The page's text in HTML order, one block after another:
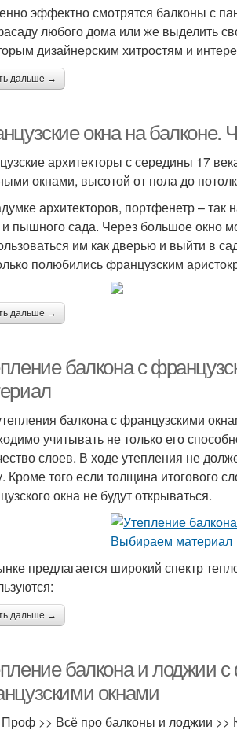
эффектно смотрятся балконы с
любого дома или же выделить
дизайнерским хитростям и
дальше →
окна на балконе.
архитекторы с середины 17
окнами, высотой от пола до
архитекторов, портфенетр –
пышного сада. Через большое окно
им как дверью и выйти в
полюбились французским
дальше →
балкона с
балкона с французскими
учитывать не только его
слоев. В ходе утепления не
Кроме того если толщина итогового
окна не будут открываться.
предлагается широкий спектр
дальше →
балкона и лоджии
окнами
>> Всё про балконы и лоджии >>